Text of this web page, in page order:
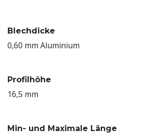
Blechdicke
0,60 mm Aluminium
Profilhöhe
16,5 mm
Min- und Maximale Länge